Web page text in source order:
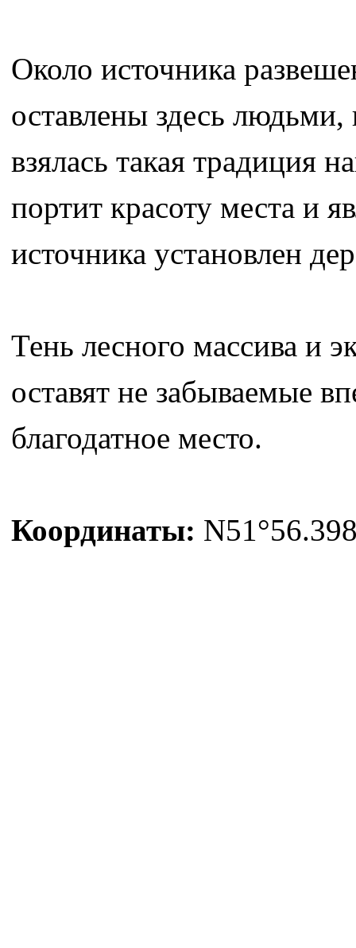
Около источника
оставлены здесь
взялась такая традиция
портит красоту места и
источника установлен
Тень лесного массива и
оставят не забываемые
благодатное место.
Координаты: